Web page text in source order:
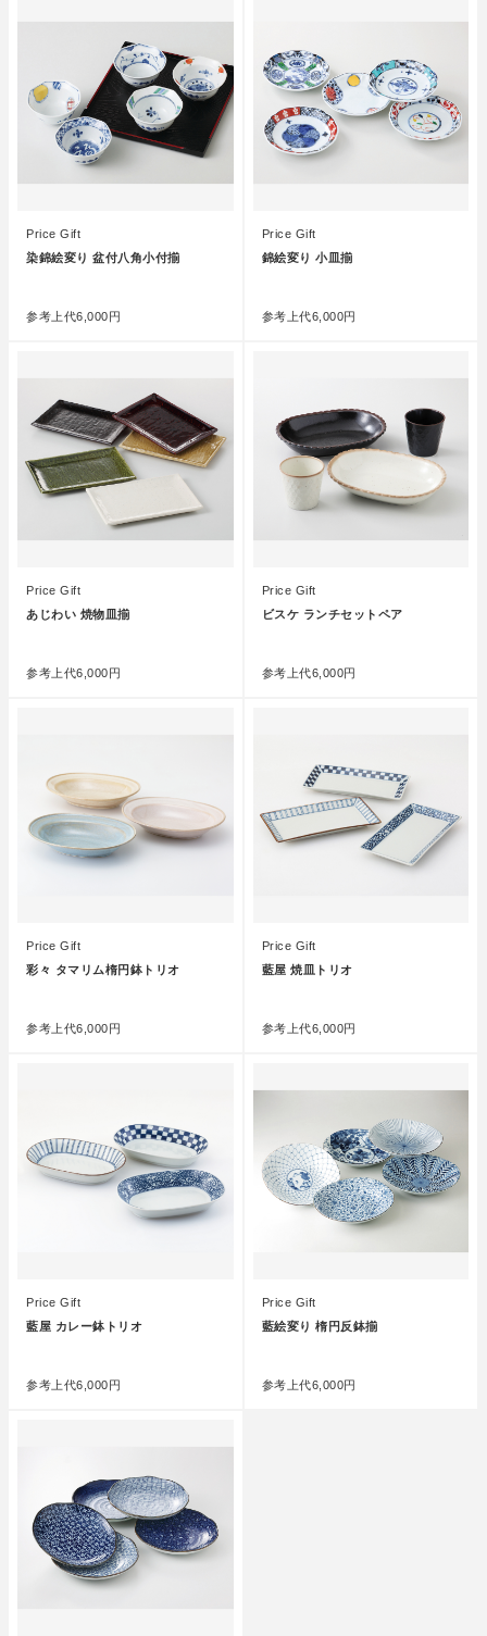
Price Gift
染錦絵変り 盆付八角小付揃
参考上代6,000円
Price Gift
錦絵変り 小皿揃
参考上代6,000円
Price Gift
あじわい 焼物皿揃
参考上代6,000円
Price Gift
ビスケ ランチセットペア
参考上代6,000円
Price Gift
彩々 タマリム楕円鉢トリオ
参考上代6,000円
Price Gift
藍屋 焼皿トリオ
参考上代6,000円
Price Gift
藍屋 カレー鉢トリオ
参考上代6,000円
Price Gift
藍絵変り 楕円反鉢揃
参考上代6,000円